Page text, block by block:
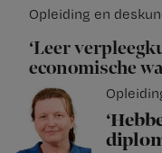
Opleiding en
‘Leer
economische